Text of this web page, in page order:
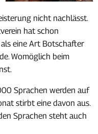
nicht nachlässt.
hat schon
eine Art Botschafter
Womöglich beim
Sprachen werden auf
stirbt eine davon aus.
Sprachen steht auch